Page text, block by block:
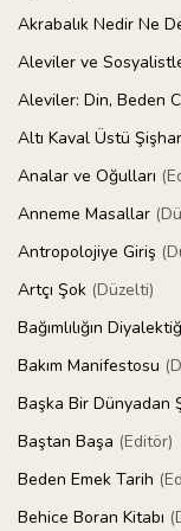
Akrabalık Nedir Ne
Aleviler ve
Aleviler: Din, Beden
Altı Kaval Üstü
Analar ve Oğulları
Anneme Masallar
Antropolojiye Giriş
Artçı Şok (Düzelti)
Bağımlılığın
Bakım Manifestosu
Başka Bir Dünyadan
Baştan Başa (Editör)
Beden Emek Tarih
Behice Boran Kitabı